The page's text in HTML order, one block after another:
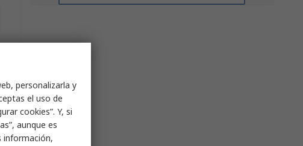
personalizarla y
el uso de
cookies”. Y, si
aunque es
información,